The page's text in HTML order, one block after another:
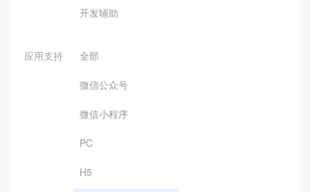
开发辅助
应用支持 全部
微信公众号
微信小程序
PC
H5